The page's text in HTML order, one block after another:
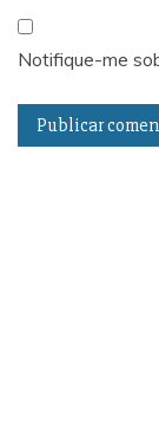
Notifique-me